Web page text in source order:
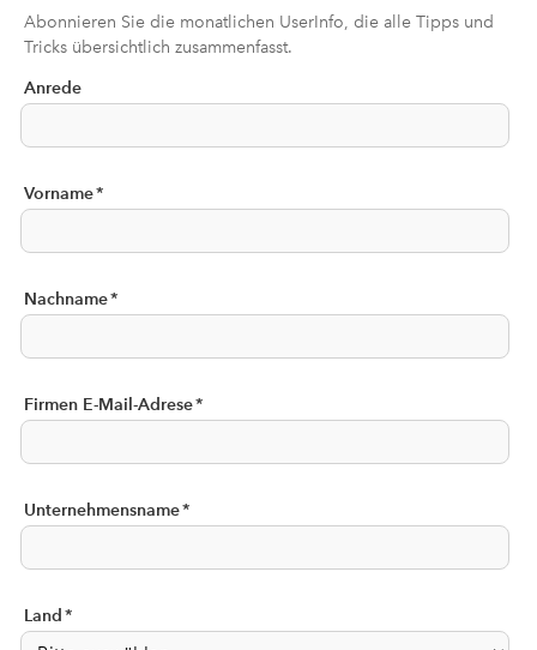
Abonnieren Sie die monatlichen UserInfo, die alle Tipps und
Tricks übersichtlich zusammenfasst.
Anrede
Vorname*
Nachname*
Firmen E-Mail-Adrese*
Unternehmensname*
Land *